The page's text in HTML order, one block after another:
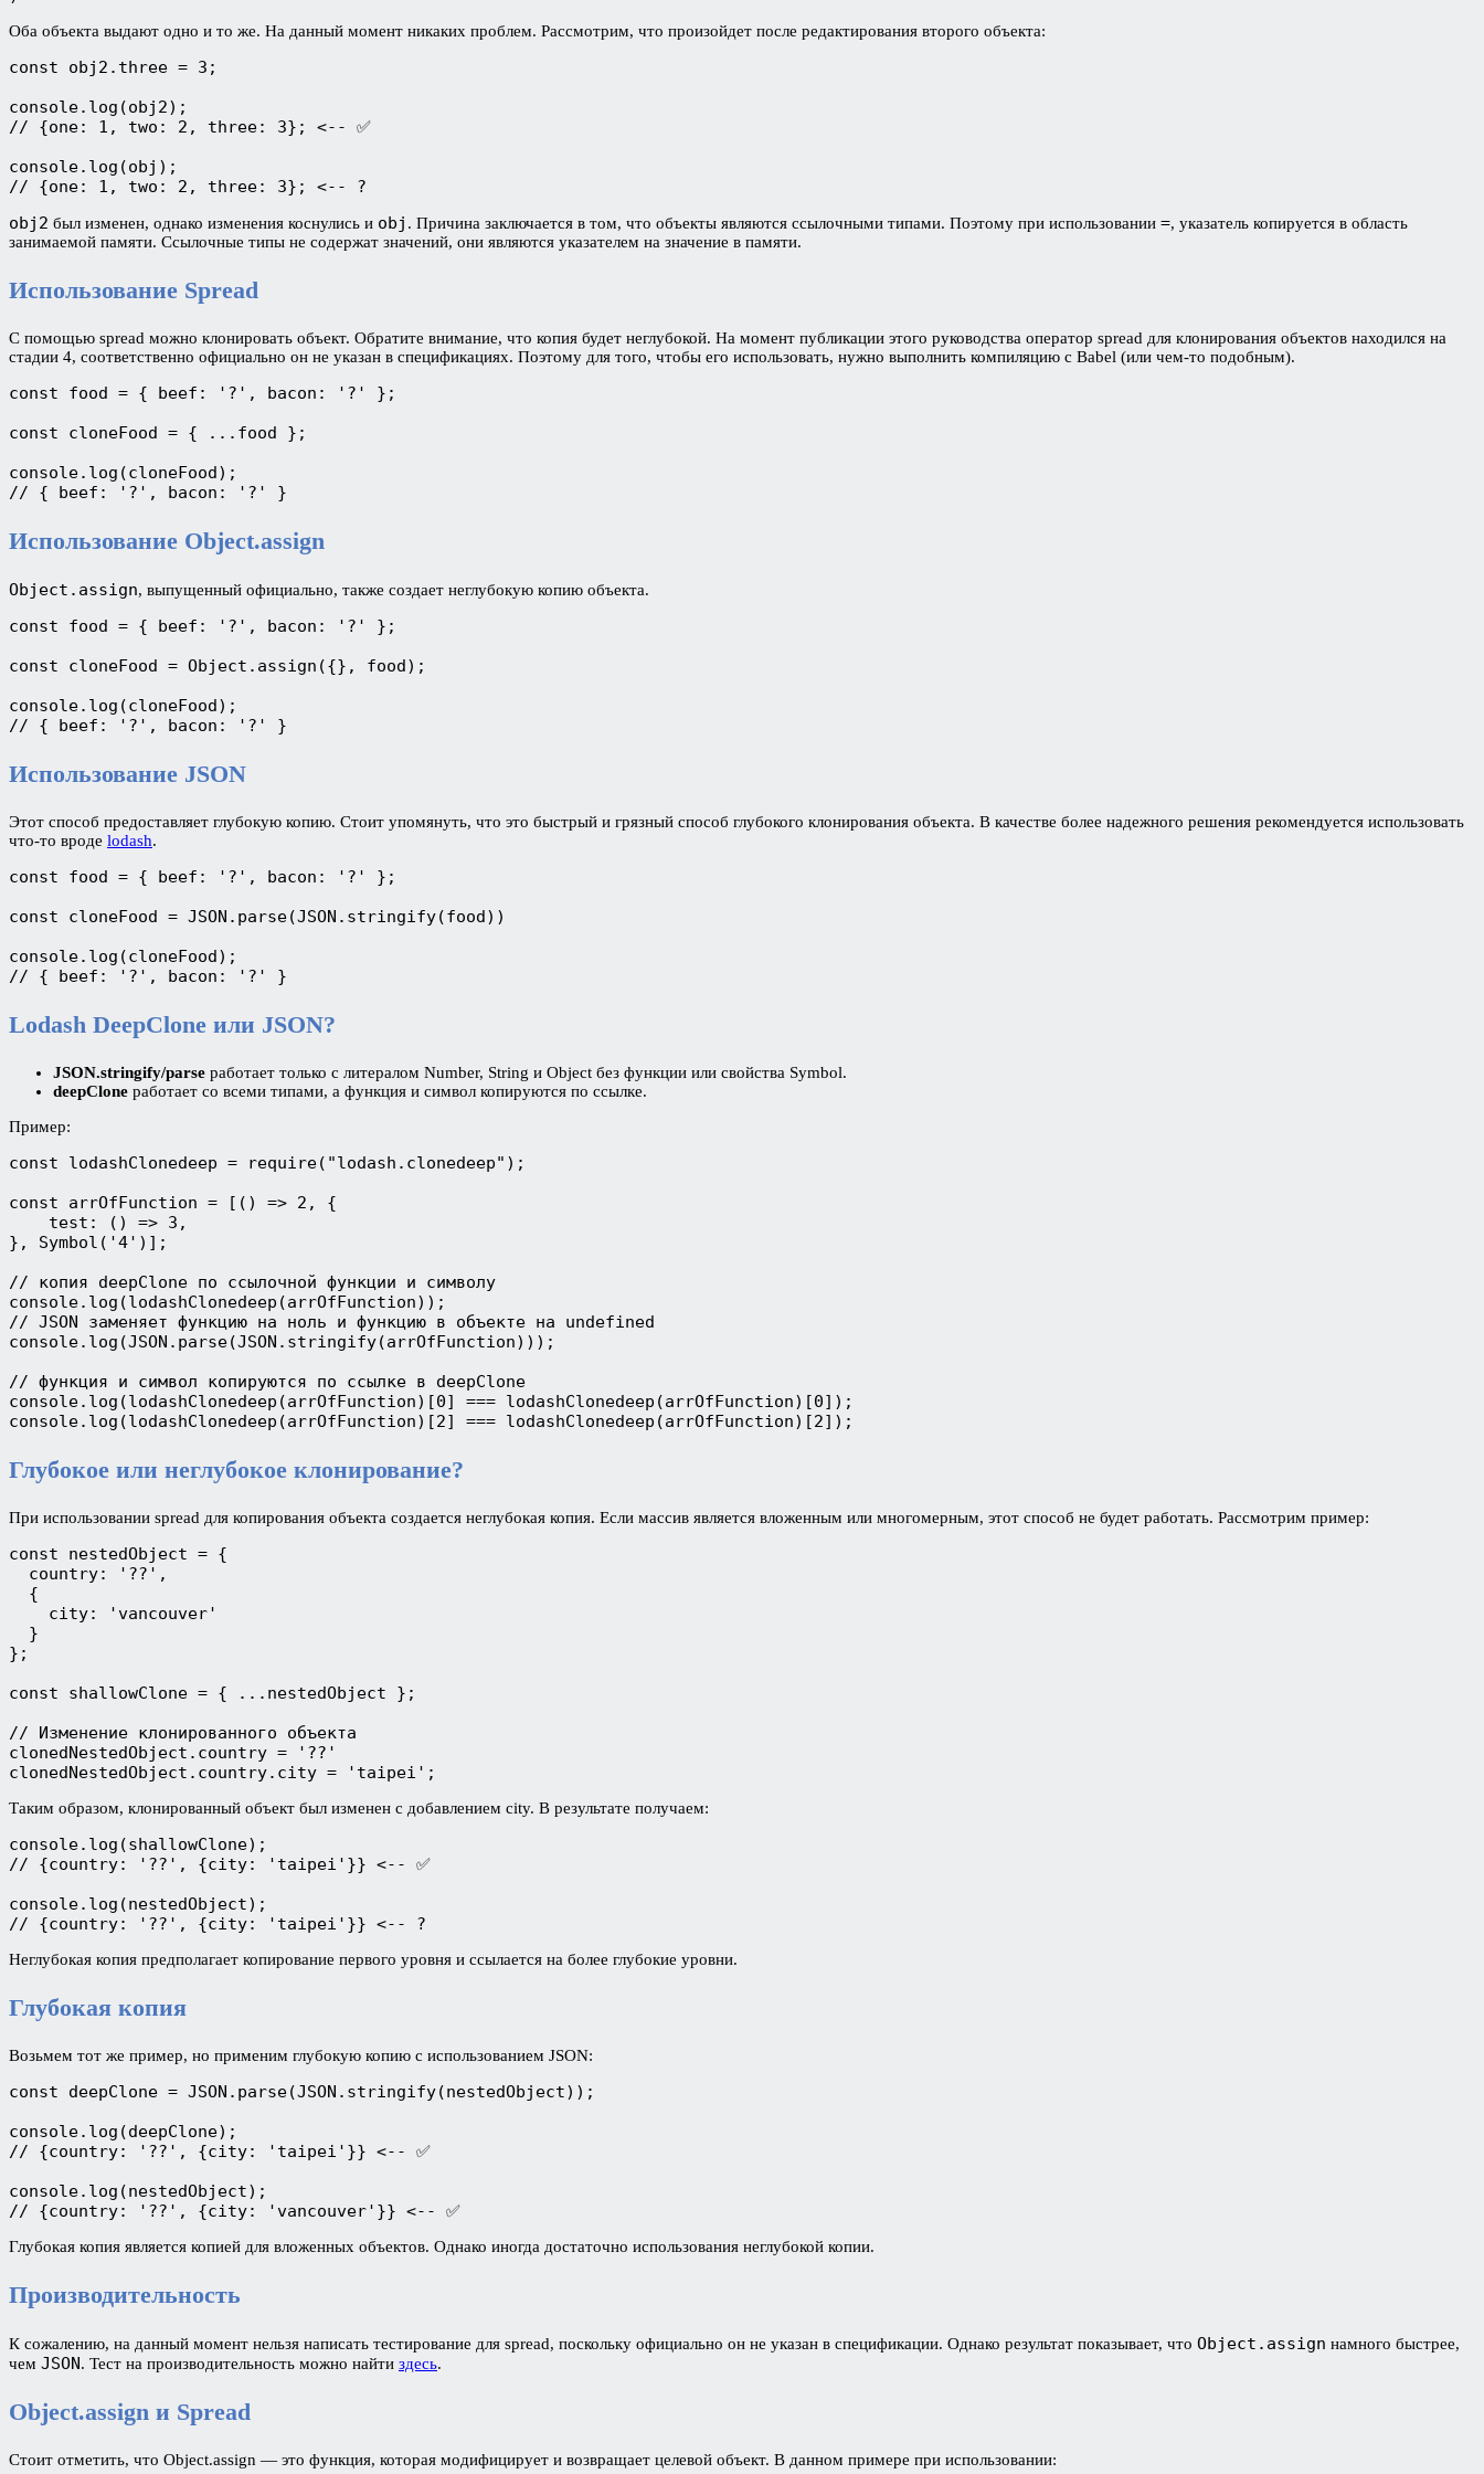
Оба объекта выдают одно и то же. На данный момент никаких проблем. Рассмотрим, что произойдет после редактирования второго объекта:
const obj2.three = 3;
console.log(obj2);
// {one: 1, two: 2, three: 3}; <-- ✅
console.log(obj);
// {one: 1, two: 2, three: 3}; <-- ?
obj2 был изменен, однако изменения коснулись и obj . Причина заключается в том, что объекты являются ссылочными типами. Поэтому при использовании =, указатель копируется в область
занимаемой памяти. Ссылочные типы не содержат значений, они являются указателем на значение в памяти.
Использование Spread
С помощью spread можно клонировать объект. Обратите внимание, что копия будет неглубокой. На момент публикации этого руководства оператор spread для клонирования объектов находился на
стадии 4, соответственно официально он не указан в спецификациях. Поэтому для того, чтобы его использовать, нужно выполнить компиляцию с Babel (или чем-то подобным).
const food = { beef: '?', bacon: '?' };
const cloneFood = { ...food };
console.log(cloneFood);
// { beef: '?', bacon: '?' }
Использование Object.assign
Object.assign, выпущенный официально, также создает неглубокую копию объекта.
const food = { beef: '?', bacon: '?' };
const cloneFood = Object.assign({}, food);
console.log(cloneFood);
// { beef: '?', bacon: '?' }
Использование JSON
Этот способ предоставляет глубокую копию. Стоит упомянуть, что это быстрый и грязный способ глубокого клонирования объекта. В качестве более надежного решения рекомендуется использовать
что-то вроде lodash.
const food = { beef: '?', bacon: '?' };
const cloneFood = JSON.parse(JSON.stringify(food))
console.log(cloneFood);
// { beef: '?', bacon: '?' }
Lodash DeepClone или JSON?
JSON.stringify/parse работает только с литералом Number, String и Object без функции или свойства Symbol.
deepClone работает со всеми типами, а функция и символ копируются по ссылке.
Пример:
const lodashClonedeep = require("lodash.clonedeep");
const arrOfFunction = [() => 2, {
    test: () => 3,
}, Symbol('4')];
// копия deepClone по ссылочной функции и символу
console.log(lodashClonedeep(arrOfFunction));
// JSON заменяет функцию на ноль и функцию в объекте на undefined
console.log(JSON.parse(JSON.stringify(arrOfFunction)));
// функция и символ копируются по ссылке в deepClone
console.log(lodashClonedeep(arrOfFunction)[0] === lodashClonedeep(arrOfFunction)[0]);
console.log(lodashClonedeep(arrOfFunction)[2] === lodashClonedeep(arrOfFunction)[2]);
Глубокое или неглубокое клонирование?
При использовании spread для копирования объекта создается неглубокая копия. Если массив является вложенным или многомерным, этот способ не будет работать. Рассмотрим пример:
const nestedObject = {
  country: '??',
  {
    city: 'vancouver'
  }
};
const shallowClone = { ...nestedObject };
// Изменение клонированного объекта
clonedNestedObject.country = '??'
clonedNestedObject.country.city = 'taipei';
Таким образом, клонированный объект был изменен с добавлением city. В результате получаем:
console.log(shallowClone);
// {country: '??', {city: 'taipei'}} <-- ✅
console.log(nestedObject);
// {country: '??', {city: 'taipei'}} <-- ?
Неглубокая копия предполагает копирование первого уровня и ссылается на более глубокие уровни.
Глубокая копия
Возьмем тот же пример, но применим глубокую копию с использованием JSON:
const deepClone = JSON.parse(JSON.stringify(nestedObject));
console.log(deepClone);
// {country: '??', {city: 'taipei'}} <-- ✅
console.log(nestedObject);
// {country: '??', {city: 'vancouver'}} <-- ✅
Глубокая копия является копией для вложенных объектов. Однако иногда достаточно использования неглубокой копии.
Производительность
К сожалению, на данный момент нельзя написать тестирование для spread, поскольку официально он не указан в спецификации. Однако результат показывает, что Object.assign намного быстрее,
чем JSON. Тест на производительность можно найти здесь.
Object.assign и Spread
Стоит отметить, что Object.assign — это функция, которая модифицирует и возвращает целевой объект. В данном примере при использовании: